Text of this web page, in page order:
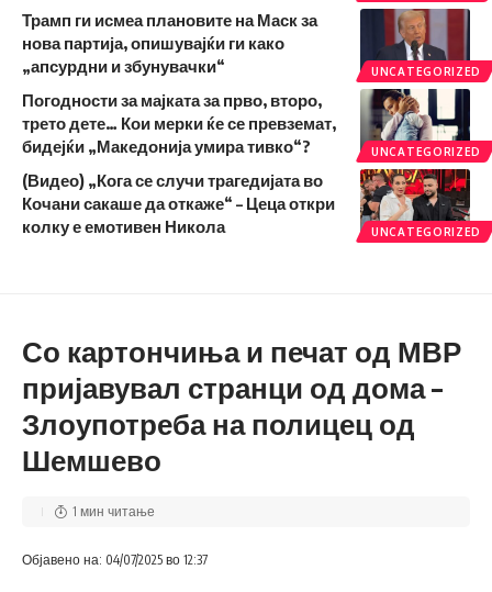
UNCATEGORIZED
Трамп ги исмеа плановите на Маск за
нова партија, опишувајќи ги како
„апсурдни и збунувачки“
UNCATEGORIZED
Погодности за мајката за прво, второ,
трето дете… Кои мерки ќе се превземат,
бидејќи „Македонија умира тивко“?
UNCATEGORIZED
(Видео) „Кога се случи трагедијата во
Кочани сакаше да откаже“ – Цеца откри
колку е емотивен Никола
Со картончиња и печат од МВР
пријавувал странци од дома –
Злоупотреба на полицец од
Шемшево
Објавено на: 04/07/2025 во 12:37
1 мин читање